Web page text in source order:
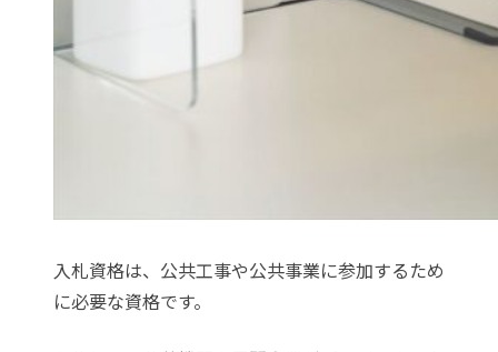
入札資格は、公共工事や公共事業に参加するため
に必要な資格です。